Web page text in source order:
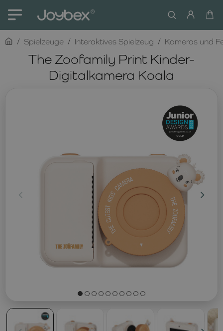
The Zoofamily Print Kinder-
Digitalkamera Koala
homeSpielzeuge Interaktives Spielzeug Kameras und